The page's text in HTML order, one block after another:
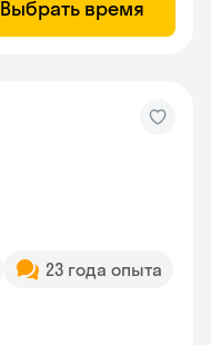
Выбрать время
23 года опыта